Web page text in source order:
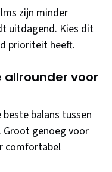
zijn minder
uitdagend. Kies dit
prioriteit heeft.
allrounder voor
balans tussen
Groot genoeg voor
comfortabel